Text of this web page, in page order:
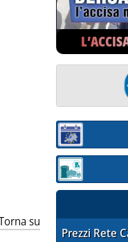
su
Sezione:
Sezione:
Prezzi Rete